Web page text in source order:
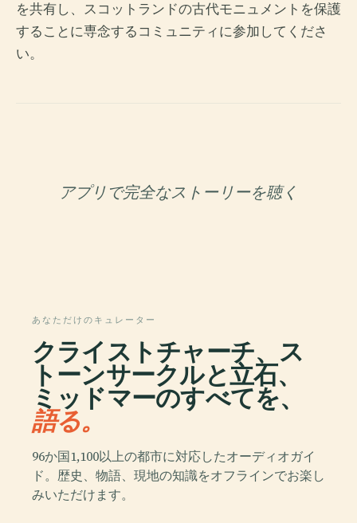
を共有し、スコットランドの古代モニュメントを保護
することに専念するコミュニティに参加してくださ
い。
アプリで完全なストーリーを聴く
あなただけのキュレーター
クライストチャーチ、ス
トーンサークルと立石、
ミッドマーのすべてを、
語る。
96か国1,100以上の都市に対応したオーディオガイ
ド。歴史、物語、現地の知識をオフラインでお楽し
みいただけます。